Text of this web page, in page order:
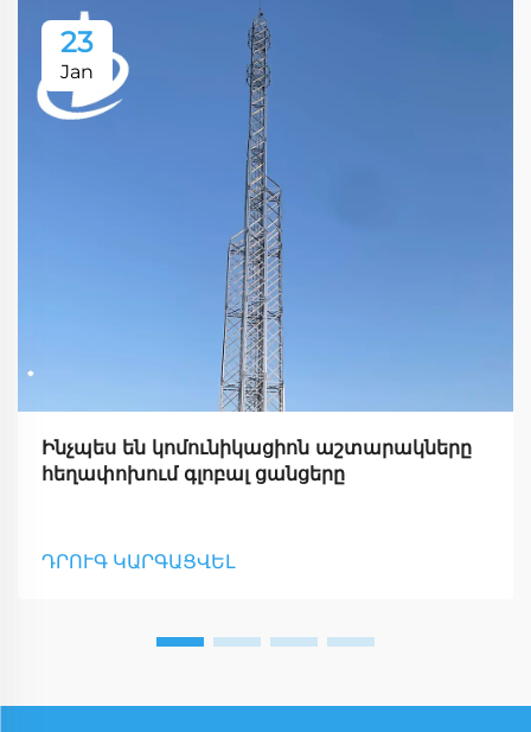
23
Jan
Ինչպես են կոմունիկացիոն աշտարակները
հեղափոխում գլոբալ ցանցերը
ԴՐՈՒԳ ԿԱՐԳԱՑՎԵԼ